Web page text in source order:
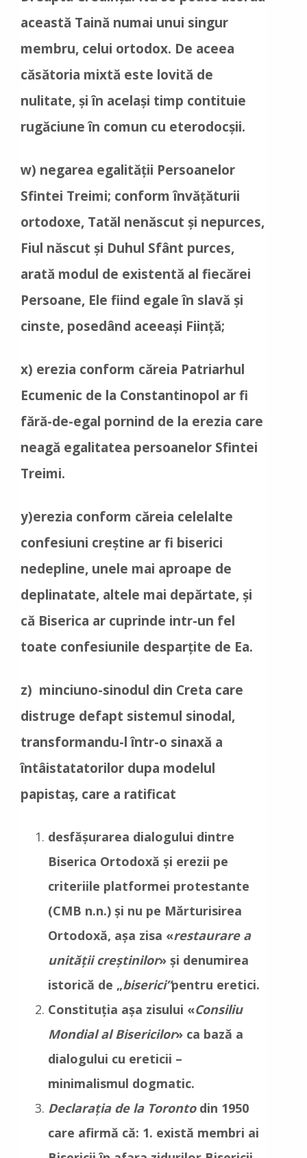
această Taină numai unui singur
membru, celui ortodox. De aceea
căsătoria mixtă este lovită de
nulitate, și în același timp contituie
rugăciune în comun cu eterodocșii.
w) negarea egalității Persoanelor
Sfintei Treimi; conform învățăturii
ortodoxe, Tatăl nenăscut și nepurces,
Fiul născut și Duhul Sfânt purces,
arată modul de existentă al fiecărei
Persoane, Ele fiind egale în slavă și
cinste, posedând aceeași Ființă;
x) erezia conform căreia Patriarhul
Ecumenic de la Constantinopol ar fi
fără-de-egal pornind de la erezia care
neagă egalitatea persoanelor Sfintei
Treimi.
y)erezia conform căreia celelalte
confesiuni creștine ar fi biserici
nedepline, unele mai aproape de
deplinatate, altele mai depărtate, și
că Biserica ar cuprinde intr-un fel
toate confesiunile desparțite de Ea.
z) minciuno-sinodul din Creta care
distruge defapt sistemul sinodal,
transformandu-l într-o sinaxă a
întâistatatorilor dupa modelul
papistaș, care a ratificat
desfășurarea dialogului dintre
Biserica Ortodoxă și erezii pe
criteriile platformei protestante
(CMB n.n.) și nu pe Mărturisirea
Ortodoxă, aşa zisa «restaurare a
unităţii creştinilor» şi denumirea
istorică de „biserici”pentru eretici.
Constituţia aşa zisului «Consiliu
Mondial al Bisericilor» ca bază a
dialogului cu ereticii –
minimalismul dogmatic.
Declaraţia de la Toronto din 1950
care afirmă că: 1. există membri ai